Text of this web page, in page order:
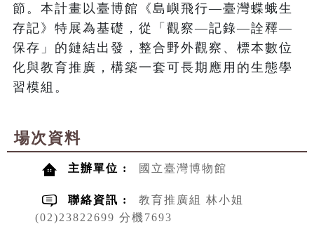
節。本計畫以臺博館《島嶼飛行—臺灣蝶蛾生
存記》特展為基礎，從「觀察—記錄—詮釋—
保存」的鏈結出發，整合野外觀察、標本數位
化與教育推廣，構築一套可長期應用的生態學
習模組。
場次資料
主辦單位 : 國立臺灣博物館
聯絡資訊 :
教育推廣組 林小姐
(02)23822699 分機7693